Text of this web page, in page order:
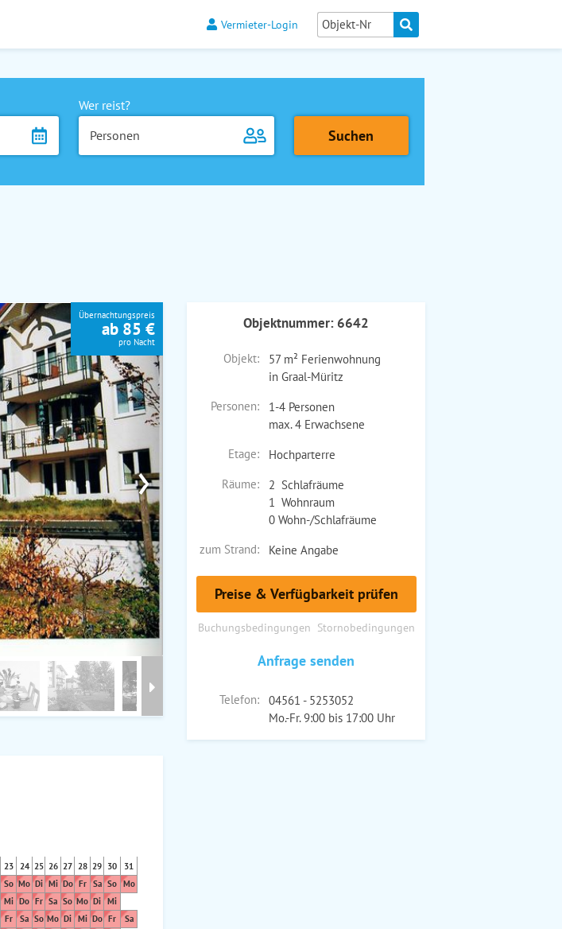
Vermieter-Login
Wer reist?
Personen
›
Übernachtungspreis
ab 85 €
pro Nacht
Objektnummer: 6642
Objekt:
57 m² Ferienwohnung
in Graal-Müritz
Personen:
1-4 Personen
max. 4 Erwachsene
Etage:
Hochparterre
Räume:
2 Schlafräume
1 Wohnraum
0 Wohn-/Schlafräume
zum Strand:
Keine Angabe
Preise & Verfügbarkeit prüfen
Buchungsbedingungen Stornobedingungen
Anfrage senden
Telefon:
04561 - 5253052
Mo.-Fr. 9:00 bis 17:00 Uhr
23 24 25 26 27 28 29 30
31
So Mo Di Mi Do Fr Sa So Mo
Mi Do Fr Sa So Mo Di Mi
Fr Sa So Mo Di Mi Do Fr
Sa